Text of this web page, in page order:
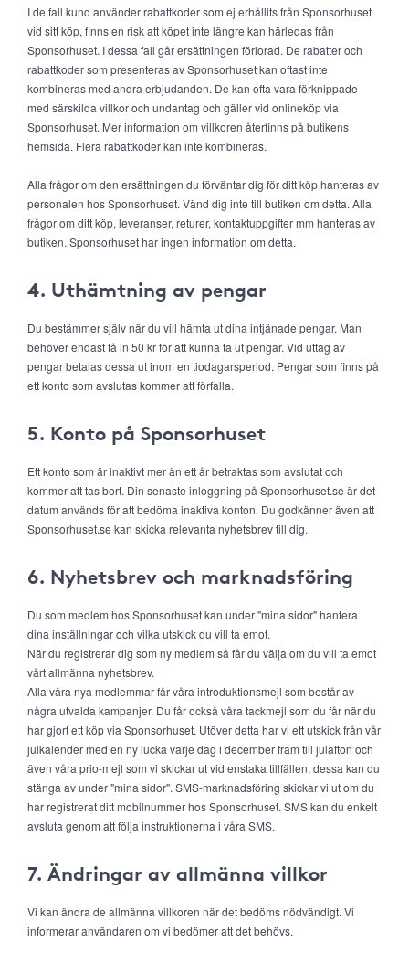
I de fall kund använder rabattkoder som ej erhållits från Sponsorhuset
vid sitt köp, finns en risk att köpet inte längre kan härledas från
Sponsorhuset. I dessa fall går ersättningen förlorad. De rabatter och
rabattkoder som presenteras av Sponsorhuset kan oftast inte
kombineras med andra erbjudanden. De kan ofta vara förknippade
med särskilda villkor och undantag och gäller vid onlineköp via
Sponsorhuset. Mer information om villkoren återfinns på butikens
hemsida. Flera rabattkoder kan inte kombineras.
Alla frågor om den ersättningen du förväntar dig för ditt köp hanteras av
personalen hos Sponsorhuset. Vänd dig inte till butiken om detta. Alla
frågor om ditt köp, leveranser, returer, kontaktuppgifter mm hanteras av
butiken. Sponsorhuset har ingen information om detta.
4. Uthämtning av pengar
Du bestämmer själv när du vill hämta ut dina intjänade pengar. Man
behöver endast få in 50 kr för att kunna ta ut pengar. Vid uttag av
pengar betalas dessa ut inom en tiodagarsperiod. Pengar som finns på
ett konto som avslutas kommer att förfalla.
5. Konto på Sponsorhuset
Ett konto som är inaktivt mer än ett år betraktas som avslutat och
kommer att tas bort. Din senaste inloggning på Sponsorhuset.se är det
datum används för att bedöma inaktiva konton. Du godkänner även att
Sponsorhuset.se kan skicka relevanta nyhetsbrev till dig.
6. Nyhetsbrev och marknadsföring
Du som medlem hos Sponsorhuset kan under "mina sidor" hantera
dina inställningar och vilka utskick du vill ta emot.
När du registrerar dig som ny medlem så får du välja om du vill ta emot
vårt allmänna nyhetsbrev.
Alla våra nya medlemmar får våra introduktionsmejl som består av
några utvalda kampanjer. Du får också våra tackmejl som du får när du
har gjort ett köp via Sponsorhuset. Utöver detta har vi ett utskick från vår
julkalender med en ny lucka varje dag i december fram till julafton och
även våra prio-mejl som vi skickar ut vid enstaka tillfällen, dessa kan du
stänga av under "mina sidor". SMS-marknadsföring skickar vi ut om du
har registrerat ditt mobilnummer hos Sponsorhuset. SMS kan du enkelt
avsluta genom att följa instruktionerna i våra SMS.
7. Ändringar av allmänna villkor
Vi kan ändra de allmänna villkoren när det bedöms nödvändigt. Vi
informerar användaren om vi bedömer att det behövs.